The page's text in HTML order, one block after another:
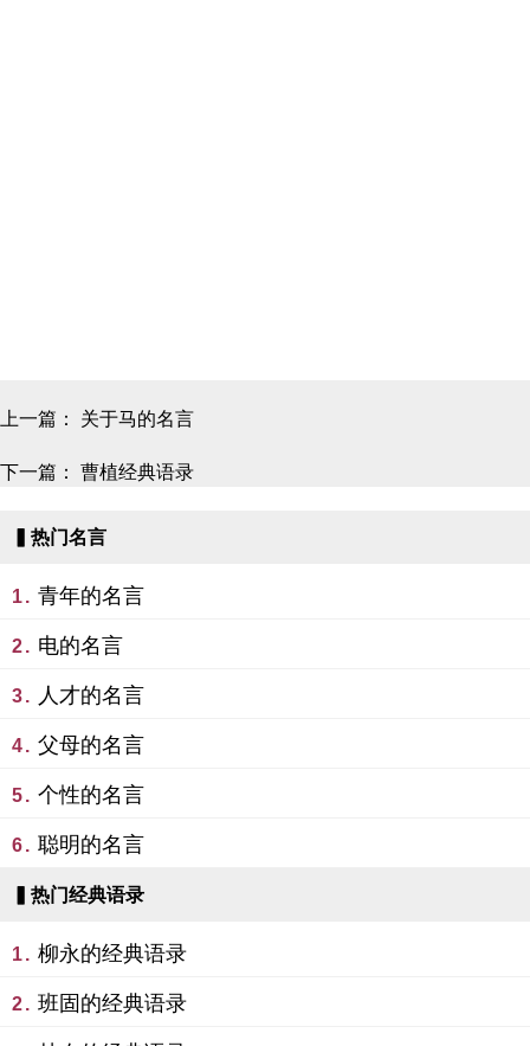
上一篇： 关于马的名言
下一篇： 曹植经典语录
▍热门名言
1. 青年的名言
2. 电的名言
3. 人才的名言
4. 父母的名言
5. 个性的名言
6. 聪明的名言
▍热门经典语录
1. 柳永的经典语录
2. 班固的经典语录